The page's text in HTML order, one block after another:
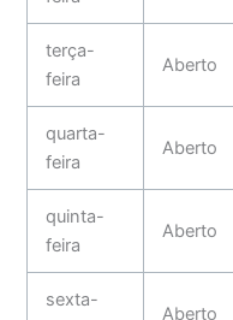
terça-
feira
Aberto
quarta-
feira
Aberto
quinta-
feira
Aberto
sexta-
Aberto